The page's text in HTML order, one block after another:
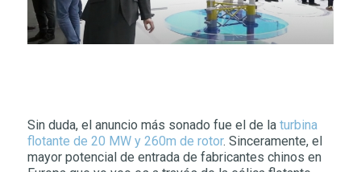
Sin duda, el anuncio más sonado fue el de la turbina
flotante de 20 MW y 260m de rotor. Sinceramente, el
mayor potencial de entrada de fabricantes chinos en